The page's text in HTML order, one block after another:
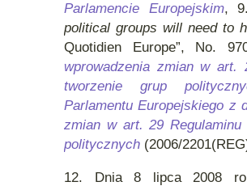
Parlamencie Europejskim,
political groups will need to
Quotidien Europe”, No.
wprowadzenia zmian w art.
tworzenie grup
Parlamentu Europejskiego z
zmian w art. 29
politycznych (2006/
12. Dnia 8 lipca 2008